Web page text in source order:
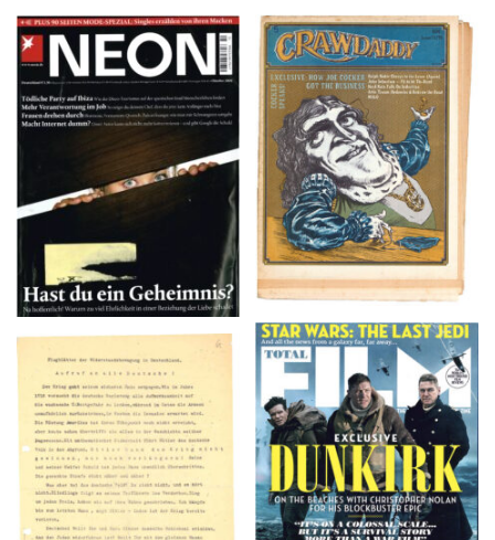
NEON – OKTOBER
2008
Crawdaddy – June/11/72
TOTAL FILM #260 –
SUMMER 2017
Flugblätter der Weissen
Rose – V, Januar 1943